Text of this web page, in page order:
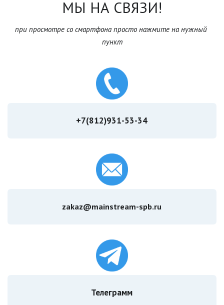
МЫ НА СВЯЗИ!
при просмотре со смартфона просто нажмите на нужный
пункт
+7(812)931-53-34
zakaz@mainstream-spb.ru
Телеграмм